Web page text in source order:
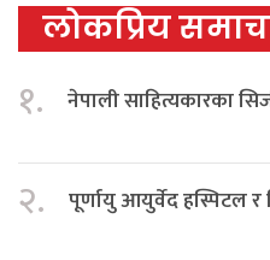
लोकप्रिय
१. नेपाली साहित्यकारका
२. पूर्णायु आयुर्वेद हस्पिटल